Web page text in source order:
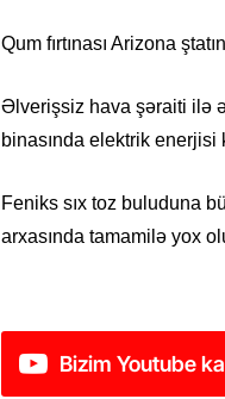
Qum fırtınası Arizona
Əlverişsiz hava şəraiti ilə
binasında elektrik
Feniks sıx toz buluduna
arxasında tamamilə yox
Bizim Youtube